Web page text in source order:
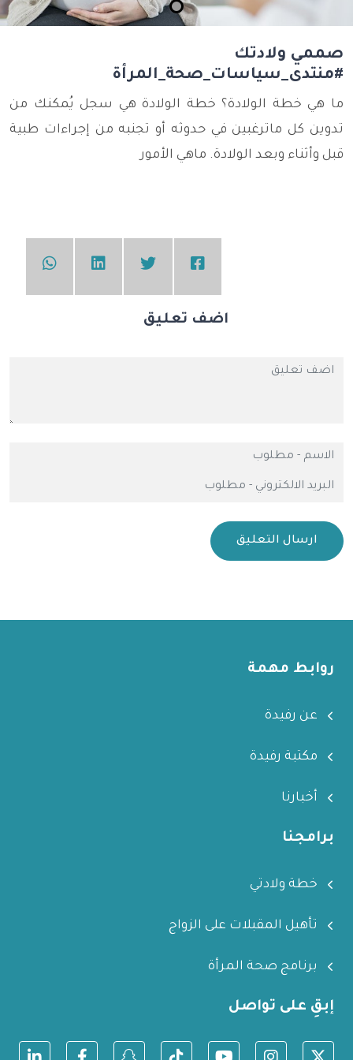
صممي ولادتك
#منتدى_سياسات_صحة_المرأة
ما هي خطة الولادة؟ خطة الولادة هي سجل يُمكنك من
تدوين كل ماترغبين في حدوثه أو تجنبه من إجراءات طبية
قبل وأثناء وبعد الولادة. ماهي الأمور
اضف تعليق
ارسال التعليق
روابط مهمة
عن رفيدة
مكتبة رفيدة
أخبارنا
برامجنا
خطة ولادتي
تأهيل المقبلات على الزواج
برنامج صحة المرأة
إبقِ على تواصل